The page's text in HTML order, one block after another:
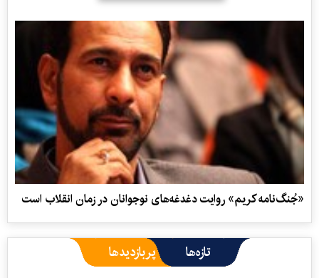
«جُنگ‌نامه کریم» روایت دغدغه‌های نوجوانان در زمان انقلاب است
تازه‌ها پربازدیدها